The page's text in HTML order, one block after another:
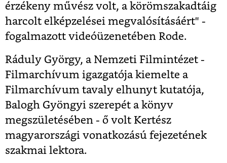
érzékeny művész volt, a körömszakadtáig
harcolt elképzelései megvalósításáért" -
fogalmazott videóüzenetében Rode.
Ráduly György, a Nemzeti Filmintézet -
Filmarchívum igazgatója kiemelte a
Filmarchívum tavaly elhunyt kutatója,
Balogh Gyöngyi szerepét a könyv
megszületésében - ő volt Kertész
magyarországi vonatkozású fejezetének
szakmai lektora.